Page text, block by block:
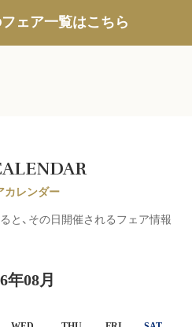
ェア一覧はこちら
カレンダー
と、その日開催されるフェア情報
年08月